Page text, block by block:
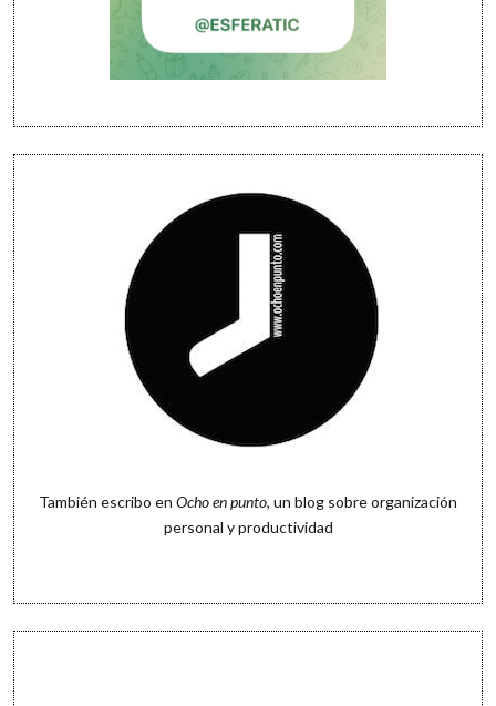
También escribo en Ocho en punto, un blog sobre organización
personal y productividad